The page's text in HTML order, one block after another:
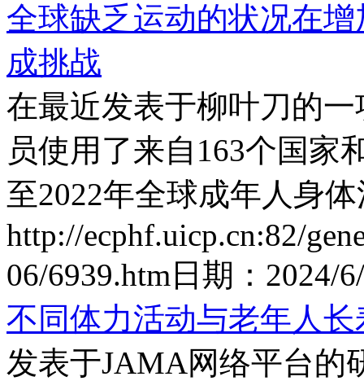
全球缺乏运动的状况在
成挑战
在最近发表于柳叶刀的
员使用了来自163个国家
至2022年全球成年人身
http://ecphf.uicp.cn:82/
06/6939.htm 日期： 2024/
不同体力活动与老年人
发表于JAMA网络平台的